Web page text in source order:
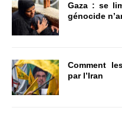
Gaza : se
génocide
Comment
par l’Iran